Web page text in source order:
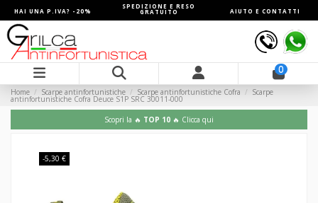
HAI UNA P.IVA? -20%
SPEDIZIONE E RESO
GRATUITO AIUTO E CONTATTI
0
Home Scarpe antinfortunistiche Scarpe antinfortunistiche Cofra Scarpe
antinfortunistiche Cofra Deuce S1P SRC 30011-000
Scopri la 🔥 TOP 10 🔥 Clicca qui
-5,30 €